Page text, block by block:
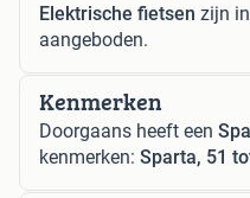
Elektrische fietsen zijn
aangeboden.
Kenmerken
Doorgaans heeft een
kenmerken: Sparta, 51